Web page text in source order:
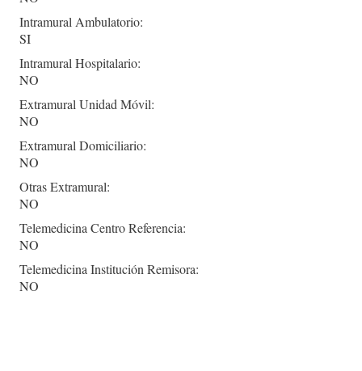
Intramural Ambulatorio:
SI
Intramural Hospitalario:
NO
Extramural Unidad Móvil:
NO
Extramural Domiciliario:
NO
Otras Extramural:
NO
Telemedicina Centro Referencia:
NO
Telemedicina Institución Remisora:
NO